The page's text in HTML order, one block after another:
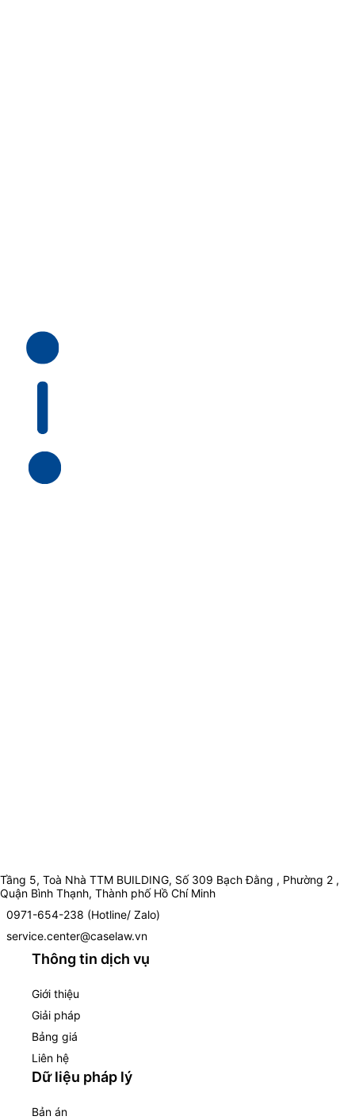
Tầng 5, Toà Nhà TTM BUILDING, Số 309 Bạch Đằng , Phường 2 ,
Quận Bình Thạnh, Thành phố Hồ Chí Minh
0971-654-238 (Hotline/ Zalo)
service.center@caselaw.vn
Thông tin dịch vụ
Giới thiệu
Giải pháp
Bảng giá
Liên hệ
Dữ liệu pháp lý
Bản án